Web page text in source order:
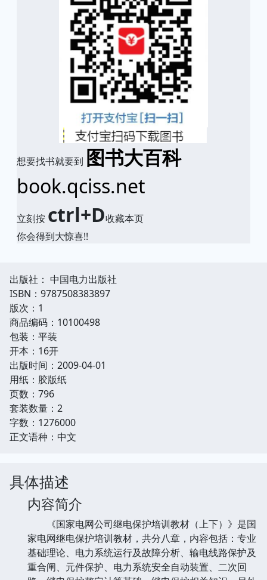
想要找书就要到 图书大百科
book.qciss.net
立刻按 ctrl+D收藏本页
你会得到大惊喜!!
出版社： 中国电力出版社
ISBN：9787508383897
版次：1
商品编码：10100498
包装：平装
开本：16开
出版时间：2009-04-01
用纸：胶版纸
页数：796
套装数量：2
字数：1276000
正文语种：中文
具体描述
内容简介
《国家电网公司继电保护培训教材（上下）》是国
家电网继电保护培训教材，共分八章，内容包括：专业
基础理论、电力系统运行及故障分析、输电线路保护及
重合闸、元件保护、电力系统安全自动装置、二次回